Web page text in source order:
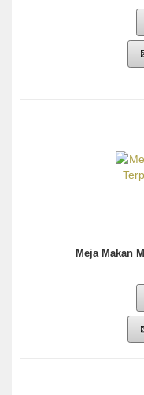
Meja Makan